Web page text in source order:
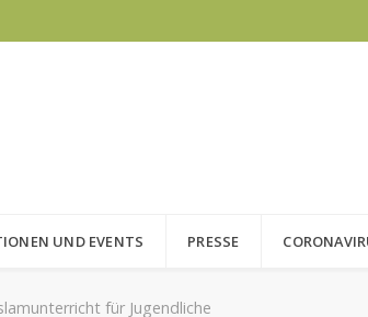
UND EVENTS PRESSE
für Jugendliche